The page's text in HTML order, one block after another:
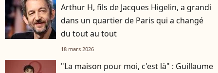
Arthur H, fils de Jacques Higelin, a grandi
dans un quartier de Paris qui a changé
du tout au tout
18 mars 2026
"La maison pour moi, c'est là" : Guillaume